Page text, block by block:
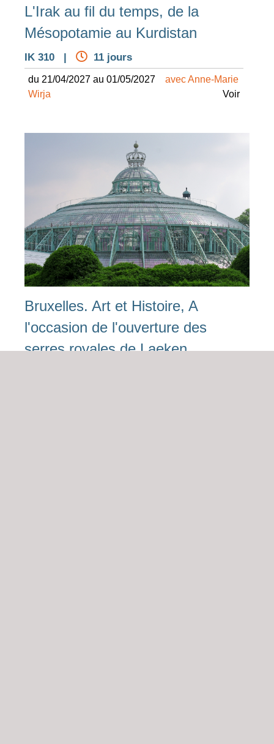
L'Irak au fil du temps, de la
Mésopotamie au Kurdistan
IK 310 | 11 jours
du 21/04/2027 au 01/05/2027
avec Anne-Marie
Wirja
Voir
Bruxelles. Art et Histoire, A
l'occasion de l'ouverture des
serres royales de Laeken